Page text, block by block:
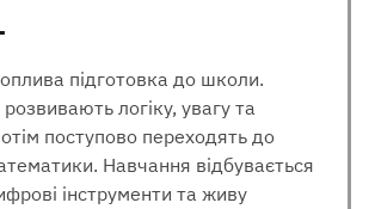
підготовка до школи.
логіку, увагу та
поступово переходять до
Навчання відбувається
інструменти та живу